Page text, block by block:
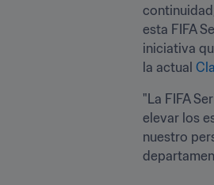
esta FIFA
iniciativa
la actual
"La FIFA
elevar los
nuestro